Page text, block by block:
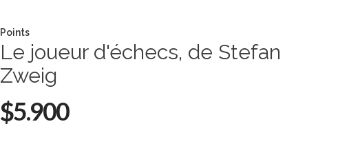
Points
Le joueur d'échecs, de Stefan
Zweig
$5.900